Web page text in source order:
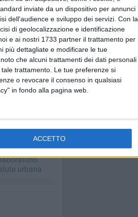
inviate da un dispositivo per annunci
dell'audience e sviluppo dei servizi. Con la
di geolocalizzazione e identificazione
e ai nostri 1733 partner il trattamento per
più dettagliate e modificare le tue
che alcuni trattamenti dei dati personali
trattamento. Le tue preferenze si
o revocare il consenso in qualsiasi
in fondo alla pagina web.
ACCETTO
su Napoli.
molto vicino
clericale, ha
Sorrento
Superiori sta
di
urbana